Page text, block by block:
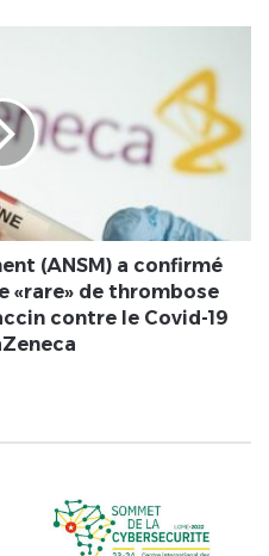
(ANSM) a confirmé
«rare» de thrombose
contre le Covid-19